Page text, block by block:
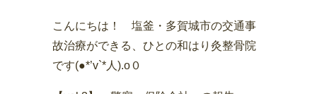
こんにちは！ 塩釜・多賀城市の交通事
故治療ができる、ひとの和はり灸整骨院
です(●*’v`*人).o０